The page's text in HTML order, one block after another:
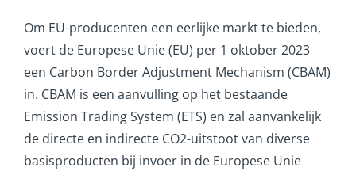
Om EU-producenten een eerlijke markt te bieden,
voert de Europese Unie (EU) per 1 oktober 2023
een Carbon Border Adjustment Mechanism (CBAM)
in. CBAM is een aanvulling op het bestaande
Emission Trading System (ETS) en zal aanvankelijk
de directe en indirecte CO2-uitstoot van diverse
basisproducten bij invoer in de Europese Unie